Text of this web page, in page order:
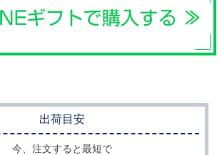
出荷目安
今、注文すると最短で